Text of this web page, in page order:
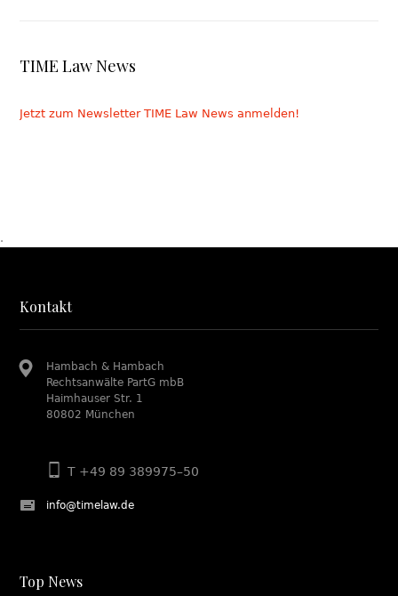
TIME Law News
Jetzt zum Newsletter TIME Law News anmelden!
.
Kontakt
Hambach & Hambach
Rechtsanwälte PartG mbB
Haimhauser Str. 1
80802 München
T +49 89 389975–50
info@timelaw.de
Top News